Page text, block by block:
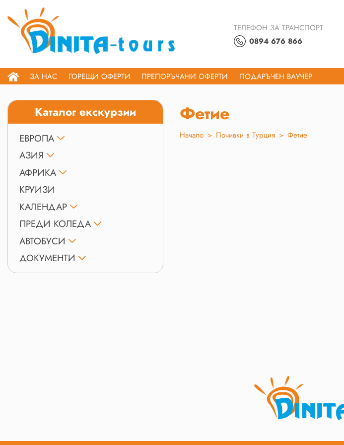
ТЕЛЕФОН ЗА ТРАНСПОРТ
0894 676 866
ЗА НАС ГОРЕЩИ ОФЕРТИ ПРЕПОРЪЧАНИ ОФЕРТИ ПОДАРЪЧЕН ВАУЧЕР
Каталог екскурзии
ЕВРОПА
АЗИЯ
АФРИКА
КРУИЗИ
КАЛЕНДАР
ПРЕДИ КОЛЕДА
АВТОБУСИ
ДОКУМЕНТИ
Фетие
Начало > Почивки в Турция > Фетие